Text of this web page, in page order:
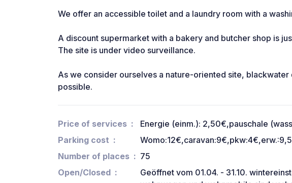
We offer an accessible toilet and a laundry room with a
A discount supermarket with a bakery and butcher shop is
The site is under video surveillance.
As we consider ourselves a nature-oriented site, blackwater
possible.
Price of services
Energie (einm.): 2,50€,pauschale
Parking cost
Number of places
75
Open/Closed
Geöffnet vom 01.04. - 31.10.